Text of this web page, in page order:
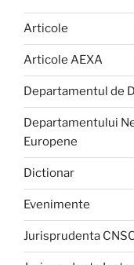
Articole
Articole AEXA
Departamentul de
Departamentului
Europene
Dictionar
Evenimente
Jurisprudenta